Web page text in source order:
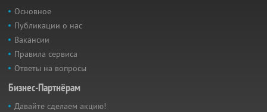
Основное
Публикации о нас
Вакансии
Правила сервиса
Ответы на вопросы
Бизнес-Партнёрам
Давайте сделаем акцию!